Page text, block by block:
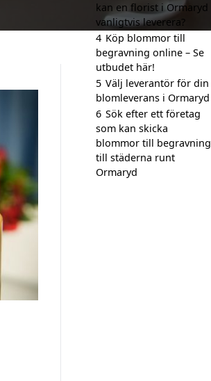
kan en florist i Ormaryd
vanligtvis leverera?
4 Köp blommor till
begravning online – Se
utbudet här!
5 Välj leverantör för din
blomleverans i Ormaryd
6 Sök efter ett företag
som kan skicka
blommor till begravning
till städerna runt
Ormaryd